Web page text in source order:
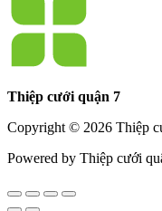
Thiệp cưới quận 7
Copyright © 2026 Thiệp
Powered by Thiệp cưới